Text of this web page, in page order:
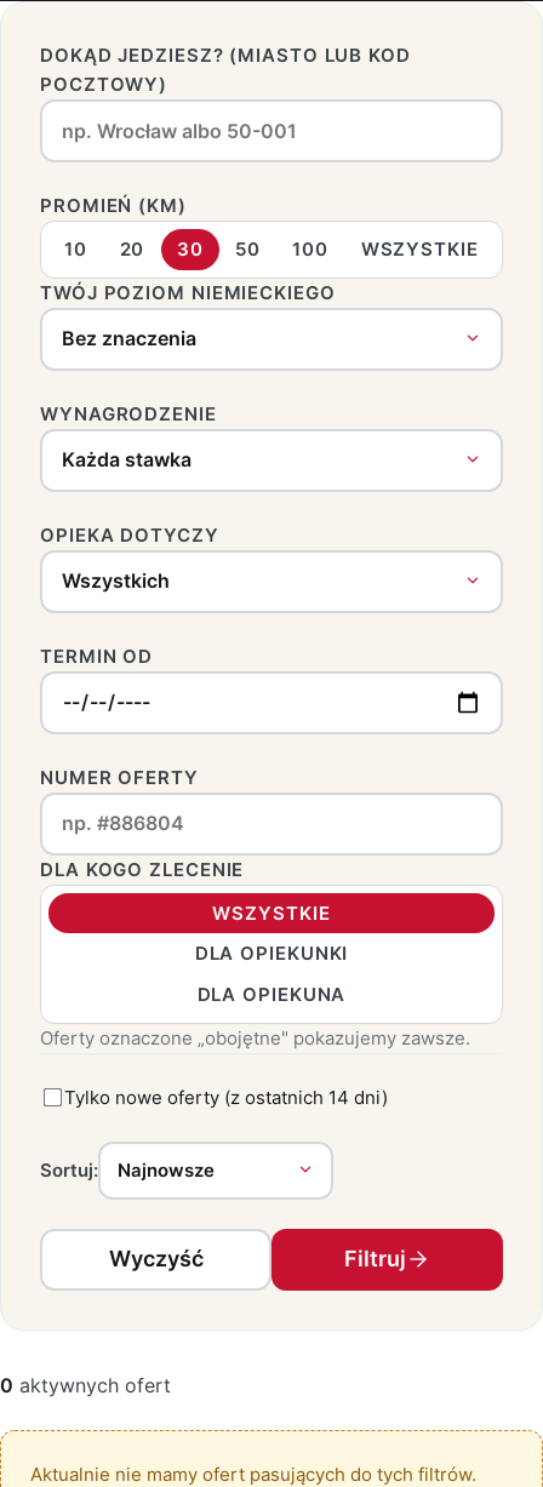
DOKĄD JEDZIESZ? (MIASTO LUB KOD
POCZTOWY)
PROMIEŃ (KM)
10
20 30 50 100
WSZYSTKIE
TWÓJ POZIOM NIEMIECKIEGO
WYNAGRODZENIE
OPIEKA DOTYCZY
TERMIN OD
NUMER OFERTY
DLA KOGO ZLECENIE
WSZYSTKIE
DLA OPIEKUNKI
DLA OPIEKUNA
Oferty oznaczone „obojętne" pokazujemy zawsze.
Tylko nowe oferty (z ostatnich 14 dni)
Sortuj:
Wyczyść Filtruj
0 aktywnych ofert
Aktualnie nie mamy ofert pasujących do tych filtrów.